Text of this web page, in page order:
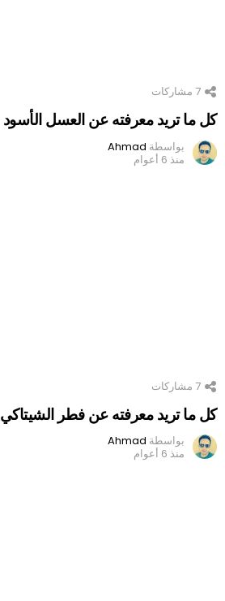
7 مشاركات
كل ما تريد معرفته عن العسل الأسود
بواسطة Ahmad
منذ 6 أعوام
7 مشاركات
كل ما تريد معرفته عن فطر الشيتاكي
بواسطة Ahmad
منذ 6 أعوام